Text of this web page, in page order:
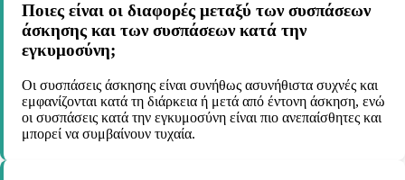
Ποιες είναι οι διαφορές μεταξύ των συσπάσεων
άσκησης και των συσπάσεων κατά την
εγκυμοσύνη;
Οι συσπάσεις άσκησης είναι συνήθως ασυνήθιστα συχνές και
εμφανίζονται κατά τη διάρκεια ή μετά από έντονη άσκηση, ενώ
οι συσπάσεις κατά την εγκυμοσύνη είναι πιο ανεπαίσθητες και
μπορεί να συμβαίνουν τυχαία.